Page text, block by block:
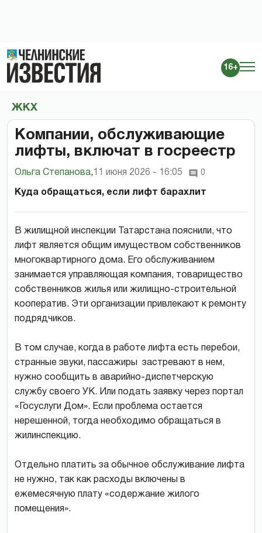
16+
ЖКХ
Компании, обслуживающие
лифты, включат в госреестр
Ольга Степанова, 11 июня 2026 - 16:05 0
Куда обращаться, если лифт барахлит
В жилищной инспекции Татарстана пояснили, что
лифт является общим имуществом собственников
многоквартирного дома. Его обслуживанием
занимается управляющая компания, товарищество
собственников жилья или жилищно-строительной
кооператив. Эти организации привлекают к ремонту
подрядчиков.
В том случае, когда в работе лифта есть перебои,
странные звуки, пассажиры застревают в нем,
нужно сообщить в аварийно-диспетчерскую
службу своего УК. Или подать заявку через портал
«Госуслуги Дом». Если проблема остается
нерешенной, тогда необходимо обращаться в
жилинспекцию.
Отдельно платить за обычное обслуживание лифта
не нужно, так как расходы включены в
ежемесячную плату «содержание жилого
помещения».